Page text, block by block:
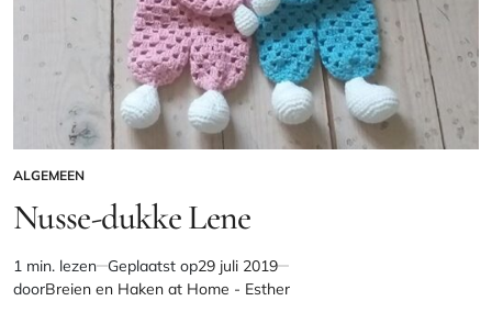
GEPLAATST
IN
ALGEMEEN
Nusse-dukke Lene
Geschatte
leestijd
1 min. lezen Geplaatst op29 juli 2019
doorBreien en Haken at Home - Esther